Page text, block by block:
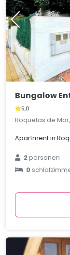
Bungalow
5,0
Roquetas de
Apartment in
2personen
0